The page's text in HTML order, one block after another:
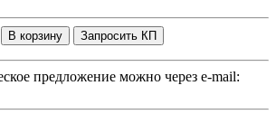
В корзину Запросить КП
предложение можно через e-mail: